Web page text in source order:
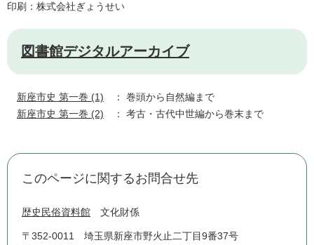
印刷：株式会社ぎょうせい
図書館デジタルアーカイブ
新座市史 第一巻 (1) ： 巻頭から自然編まで
新座市史 第一巻 (2) ： 考古・古代中世編から巻末まで
このページに関するお問合せ先
歴史民俗資料館 文化財係
〒352-0011
埼玉県新座市野火止二丁目9番37号